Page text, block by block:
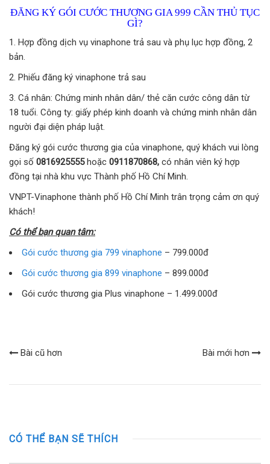
ĐĂNG KÝ GÓI CƯỚC THƯƠNG GIA 999 CẦN THỦ TỤC
GÌ?
Hợp đồng dịch vụ vinaphone trả sau và phụ lục hợp đồng, 2
bản.
Phiếu đăng ký vinaphone trả sau
Cá nhân: Chứng minh nhân dân/ thẻ căn cước công dân từ
18 tuổi. Công ty: giấy phép kinh doanh và chứng minh nhân dân
người đại diện pháp luật.
Đăng ký gói cước thương gia của vinaphone, quý khách vui lòng
gọi số 0816925555hoặc 0911870868, có nhân viên ký hợp
đồng tại nhà khu vực Thành phố Hồ Chí Minh.
VNPT-Vinaphone thành phố Hồ Chí Minh trân trọng cảm ơn quý
khách!
Có thể bạn quan tâm:
Gói cước thương gia 799 vinaphone – 799.000đ
Gói cước thương gia 899 vinaphone – 899.000đ
Gói cước thương gia Plus vinaphone – 1.499.000đ
Bài cũ hơn Bài mới hơn
CÓ THỂ BẠN SẼ THÍCH